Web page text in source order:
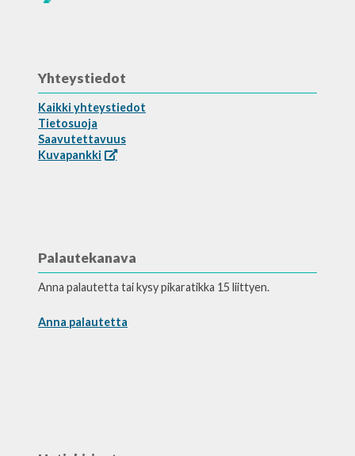
Yhteystiedot
Kaikki yhteystiedot
Tietosuoja
Saavutettavuus
Kuvapankki
Palautekanava
Anna palautetta tai kysy pikaratikka 15 liittyen.
Anna palautetta